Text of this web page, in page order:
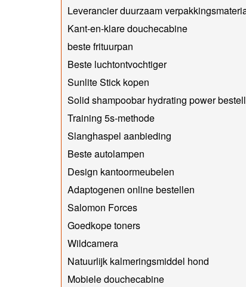
Leverancier duurzaam
Kant-en-klare douchecabine
beste frituurpan
Beste luchtontvochtiger
Sunlite Stick kopen
Solid shampoobar hydrating power
Training 5s-methode
Slanghaspel aanbieding
Beste autolampen
Design kantoormeubelen
Adaptogenen online bestellen
Salomon Forces
Goedkope toners
Wildcamera
Natuurlijk kalmeringsmiddel hond
Mobiele douchecabine